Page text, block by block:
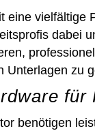
eine vielfältige
dabei
Unterlagen zu
für
benötigen